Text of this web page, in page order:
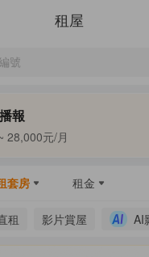
租屋
報 元/月
28,000元/月
套房 租金
租 影片賞屋 AI